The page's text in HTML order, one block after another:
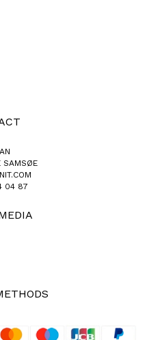
SAMSØE
04 87